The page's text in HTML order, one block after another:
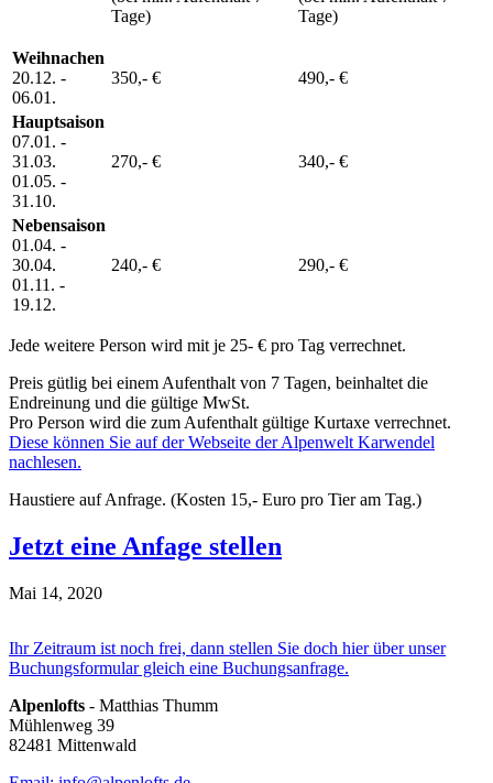
Tage)
Tage)
Weihnachen
20.12. -
06.01.
350,- € 490,- €
Hauptsaison
07.01. -
31.03.
01.05. -
31.10.
270,- € 340,- €
Nebensaison
01.04. -
30.04.
01.11. -
19.12.
240,- € 290,- €
Jede weitere Person wird mit je 25- € pro Tag verrechnet.
Preis gütlig bei einem Aufenthalt von 7 Tagen, beinhaltet die
Endreinung und die gültige MwSt.
Pro Person wird die zum Aufenthalt gültige Kurtaxe verrechnet.
Diese können Sie auf der Webseite der Alpenwelt Karwendel
nachlesen.
Haustiere auf Anfrage. (Kosten 15,- Euro pro Tier am Tag.)
Jetzt eine Anfage stellen
Mai 14, 2020
Ihr Zeitraum ist noch frei, dann stellen Sie doch hier über unser
Buchungsformular gleich eine Buchungsanfrage.
Alpenlofts - Matthias Thumm
Mühlenweg 39
82481 Mittenwald